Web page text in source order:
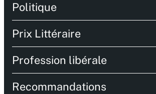
Politique
Prix Littéraire
Profession libérale
Recommandations